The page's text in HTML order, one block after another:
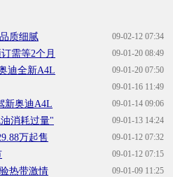
09-02-12 07:34
质细腻
09-01-20 08:49
需等2个月
09-01-20 07:50
迪全新A4L
09-01-16 11:49
09-01-14 09:06
新奥迪A4L
09-01-13 14:24
消耗过量"
09-01-12 07:32
万起售
09-01-12 07:15
09-01-09 11:25
热带激情